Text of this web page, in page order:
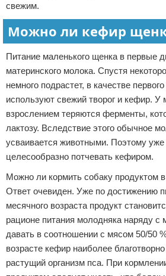
свежим.
Можно ли кефир
Питание маленького щенка в первые
материнского молока. Спустя
немного подрастет, в качестве
используют свежий творог и кефир. У
взрослением теряются ферменты,
лактозу. Вследствие этого обычное
усваивается животными. Поэтому
целесообразно потчевать кефиром.
Можно ли кормить собаку продуктом
Ответ очевиден. Уже по достижению
месячного возраста продукт
рационе питания молодняка наряду с
давать в соотношении с мясом 50/50
возрасте кефир наиболее
растущий организм пса. При